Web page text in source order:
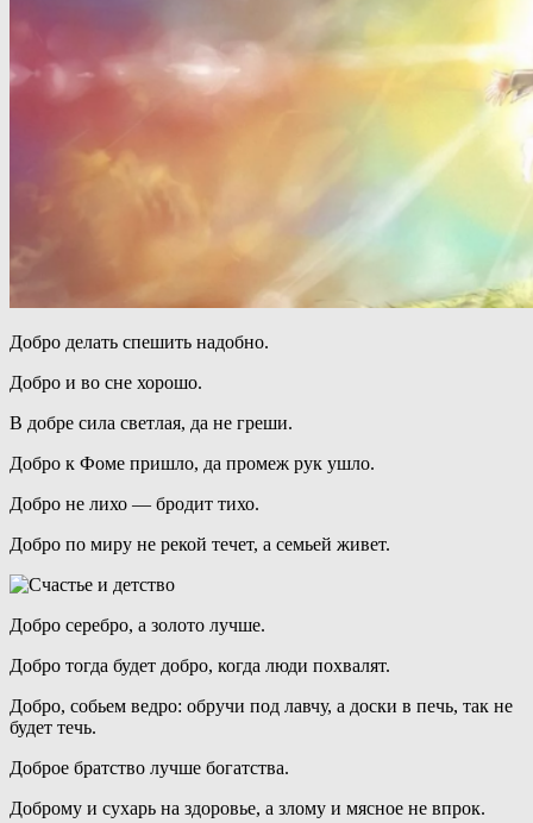
Добро делать спешить надобно.
Добро и во сне хорошо.
В добре сила светлая, да не греши.
Добро к Фоме пришло, да промеж рук ушло.
Добро не лихо — бродит тихо.
Добро по миру не рекой течет, а семьей живет.
Добро серебро, а золото лучше.
Добро тогда будет добро, когда люди похвалят.
Добро, собьем ведро: обручи под лавчу, а доски в печь, так не
будет течь.
Доброе братство лучше богатства.
Доброму и сухарь на здоровье, а злому и мясное не впрок.